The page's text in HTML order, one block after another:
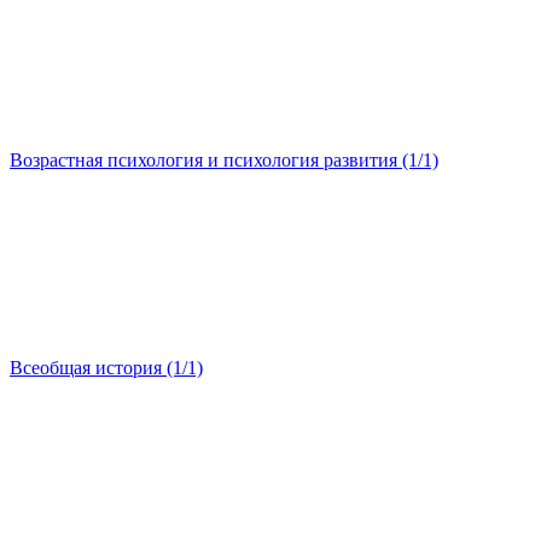
Возрастная психология и психология развития (1/1)
Всеобщая история (1/1)